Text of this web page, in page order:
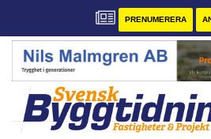
PRENUMERERA